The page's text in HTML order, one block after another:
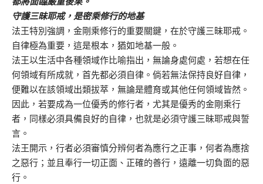
守護三昧耶戒，是密乘修行的地基
法王特別強調，金剛乘修行的重要關鍵，在於守護三昧耶戒。
自律極為重要，這是根本，猶如地基一般。
法王以生活中各種領域作比喻指出，無論身處何處，若想在任
何領域有所成就，首先都必須自律。倘若無法保持良好自律，
便難以在該領域出類拔萃，無論是體育或其他任何領域皆然。
因此，若要成為一位優秀的修行者，尤其是優秀的金剛乘行
者，同樣必須具備良好的自律，也就是必須守護三昧耶戒與誓
言。
法王開示，行者必須審慎分辨何者為應行之正事，何者為應捨
之惡行；並且奉行一切正面、正確的善行，遠離一切負面的惡
行。